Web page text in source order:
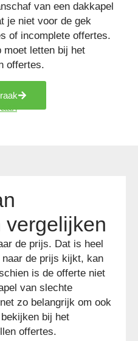
van een dakkapel
je niet voor de gek
of incomplete offertes.
moet letten bij het
offertes.
vergelijken
de prijs. Dat is heel
de prijs kijkt, kan
is de offerte niet
van slechte
zo belangrijk om ook
bij het
offertes.